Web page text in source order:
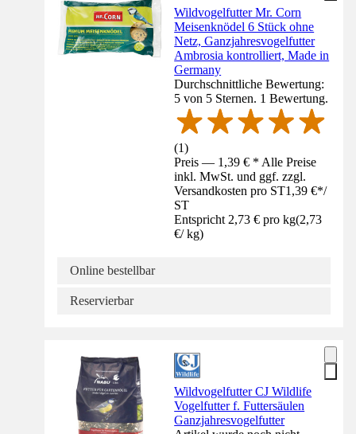
Wildvogelfutter Mr. Corn
Meisenknödel 6 Stück ohne
Netz, Ganzjahresvogelfutter
Ambrosia kontrolliert, Made in
Germany
Durchschnittliche Bewertung:
5 von 5 Sternen. 1 Bewertung.
(1)
Preis — 1,39 € * Alle Preise
inkl. MwSt. und ggf. zzgl.
Versandkosten pro ST1,39 €*/
ST
Entspricht 2,73 € pro kg(2,73
€/ kg)
Online bestellbar
Reservierbar
Wildvogelfutter CJ Wildlife
Vogelfutter f. Futtersäulen
Ganzjahresvogelfutter